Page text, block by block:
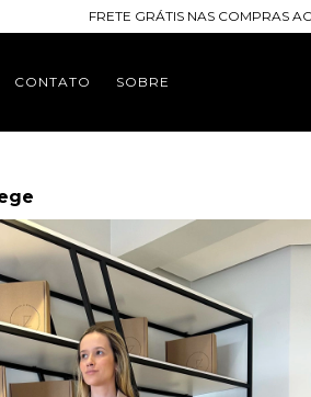
FRETE GRÁTIS NAS COMPRAS
CONTATO SOBRE